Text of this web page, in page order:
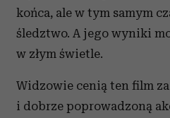
końca, ale w tym samym
śledztwo. A jego wyniki
w złym świetle.
Widzowie cenią ten film
i dobrze poprowadzoną